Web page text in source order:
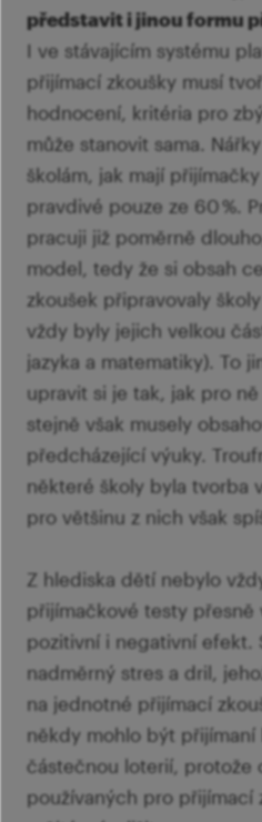
představit i jinou formu
I ve stávajícím systému
přijímací zkoušky musí
hodnocení, kritéria pro
může stanovit sama.
školám, jak mají
pravdivé pouze ze 60 %.
pracuji již poměrně
model, tedy že si obsah
zkoušek připravovaly
vždy byly jejich velkou
jazyka a matematiky). To
upravit si je tak, jak pro
stejně však musely
předcházející výuky.
některé školy byla tvorba
pro většinu z nich však
Z hlediska dětí nebylo
přijímačkové testy přesně
pozitivní i negativní efekt.
nadměrný stres a dril,
na jednotné přijímací
někdy mohlo být přijímaní
částečnou loterií, protože
používaných pro přijímací